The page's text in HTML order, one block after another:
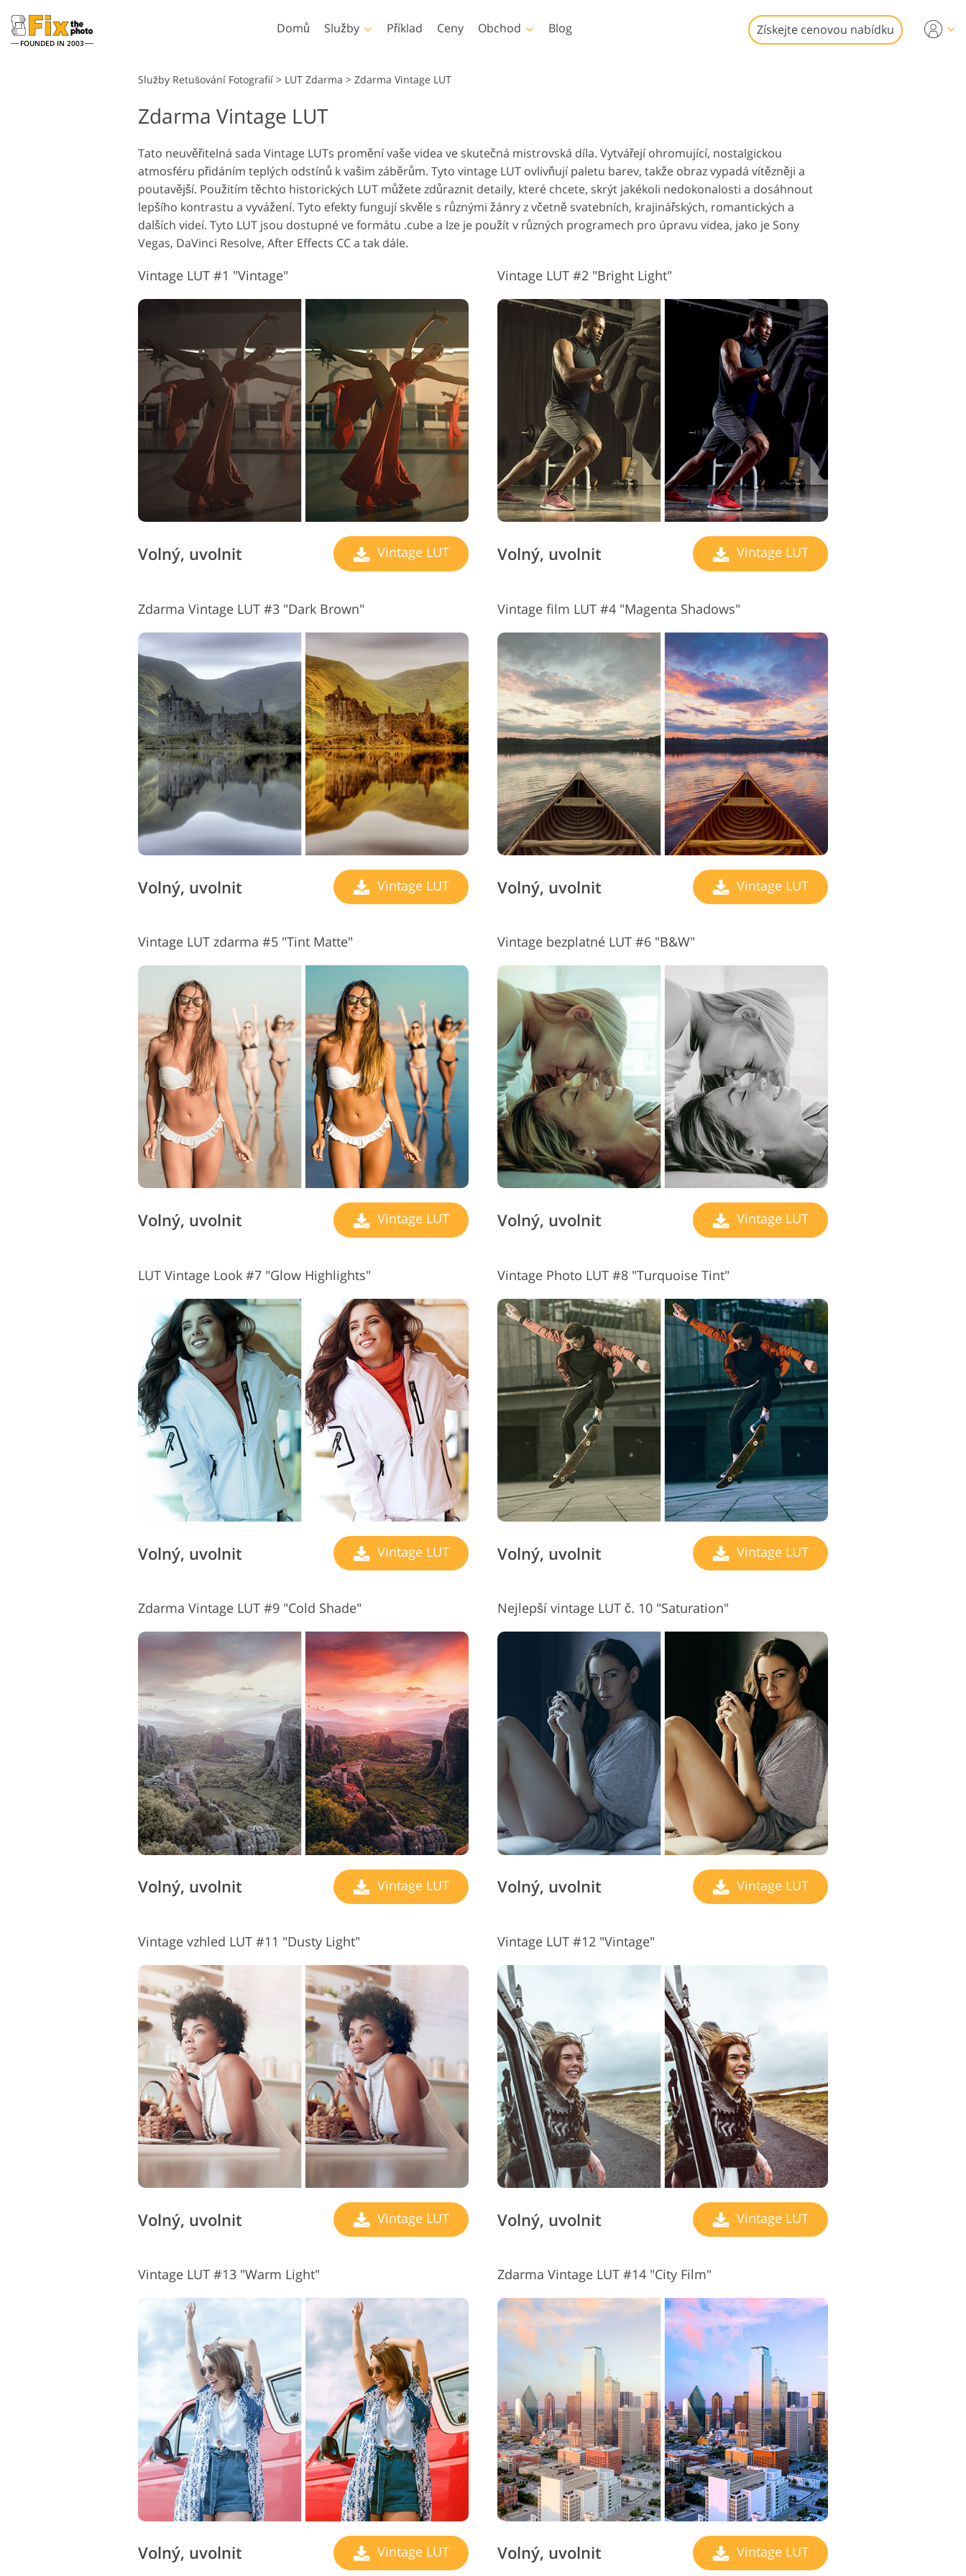
FOUNDED IN 2003
Domů Služby
Headshot
fotografie
nemovitostí
Služby pro úpravu
svatebních fotografií
Modely oděvů generované
umělou inteligencí
Služby retušování produktů Služby retušování šperků Data pro výcvik AI Služby pro úpravu videa
Příklad Ceny Obchod
Lightroom
Předvolby Lightroom
kolekce LR
Přednastavení nejlepších
nabídek
Mobilní kolekce
Photoshop
Akce Photoshopu
Překryvy Photoshopu
Textury Photoshopu
Ps Actions Celé sbírky
Ps překrývá celé sbírky
Valentýnské karty
Pozvánky na svatbu
Pozvánka na narozeniny
dětí
Blog Získejte cenovou nabídku
Služby Retušování Fotografií > LUT Zdarma > Zdarma Vintage LUT
Zdarma Vintage LUT
Tato neuvěřitelná sada Vintage LUTs promění vaše videa ve skutečná mistrovská díla. Vytvářejí ohromující, nostalgickou
atmosféru přidáním teplých odstínů k vašim záběrům. Tyto vintage LUT ovlivňují paletu barev, takže obraz vypadá vítězněji a
poutavější. Použitím těchto historických LUT můžete zdůraznit detaily, které chcete, skrýt jakékoli nedokonalosti a dosáhnout
lepšího kontrastu a vyvážení. Tyto efekty fungují skvěle s různými žánry z včetně svatebních, krajinářských, romantických a
dalších videí. Tyto LUT jsou dostupné ve formátu .cube a lze je použít v různých programech pro úpravu videa, jako je Sony
Vegas, DaVinci Resolve, After Effects CC a tak dále.
Vintage LUT #1 "Vintage"
Volný, uvolnit Vintage LUT
Vintage LUT #2 "Bright Light"
Volný, uvolnit Vintage LUT
Zdarma Vintage LUT #3 "Dark Brown"
Volný, uvolnit Vintage LUT
Vintage film LUT #4 "Magenta Shadows"
Volný, uvolnit Vintage LUT
Vintage LUT zdarma #5 "Tint Matte"
Volný, uvolnit Vintage LUT
Vintage bezplatné LUT #6 "B&W"
Volný, uvolnit Vintage LUT
LUT Vintage Look #7 "Glow Highlights"
Volný, uvolnit Vintage LUT
Vintage Photo LUT #8 "Turquoise Tint"
Volný, uvolnit Vintage LUT
Zdarma Vintage LUT #9 "Cold Shade"
Volný, uvolnit Vintage LUT
Nejlepší vintage LUT č. 10 "Saturation"
Volný, uvolnit Vintage LUT
Vintage vzhled LUT #11 "Dusty Light"
Volný, uvolnit Vintage LUT
Vintage LUT #12 "Vintage"
Volný, uvolnit Vintage LUT
Vintage LUT #13 "Warm Light"
Volný, uvolnit Vintage LUT
Zdarma Vintage LUT #14 "City Film"
Volný, uvolnit Vintage LUT